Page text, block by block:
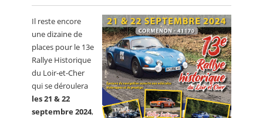
Il reste encore
une dizaine de
places pour le 13e
Rallye Historique
du Loir-et-Cher
qui se déroulera
les 21 & 22
septembre 2024,